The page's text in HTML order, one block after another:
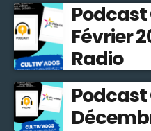
Podcast
Février
Radio
Podcast